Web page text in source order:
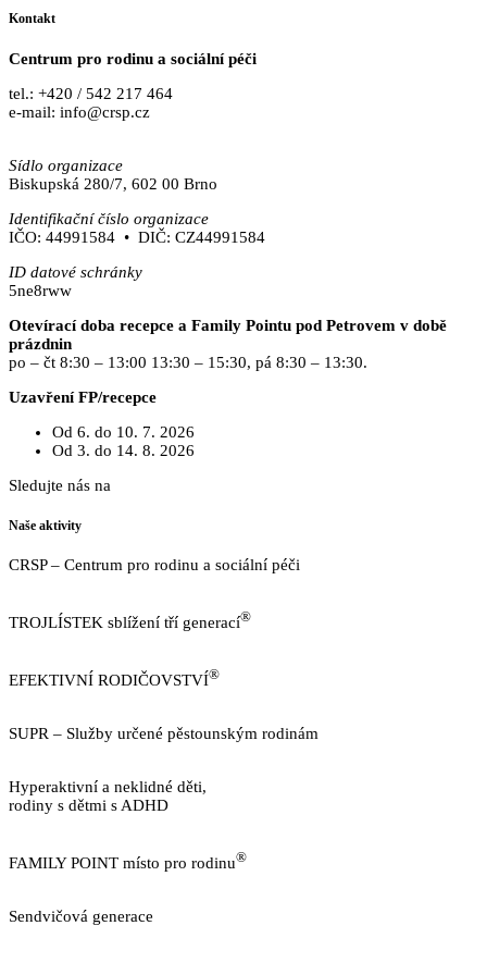
Kontakt
Centrum pro rodinu a sociální péči
tel.: +420 / 542 217 464
e-mail: info@crsp.cz
Sídlo organizace
Biskupská 280/7, 602 00 Brno
Identifikační číslo organizace
IČO: 44991584 • DIČ: CZ44991584
ID datové schránky
5ne8rww
Otevírací doba recepce a Family Pointu pod Petrovem v době
prázdnin
po – čt 8:30 – 13:00 13:30 – 15:30, pá 8:30 – 13:30.
Uzavření FP/recepce
Od 6. do 10. 7. 2026
Od 3. do 14. 8. 2026
Sledujte nás na
Naše aktivity
CRSP – Centrum pro rodinu a sociální péči
TROJLÍSTEK sblížení tří generací®
EFEKTIVNÍ RODIČOVSTVÍ®
SUPR – Služby určené pěstounským rodinám
Hyperaktivní a neklidné děti,
rodiny s dětmi s ADHD
FAMILY POINT místo pro rodinu®
Sendvičová generace